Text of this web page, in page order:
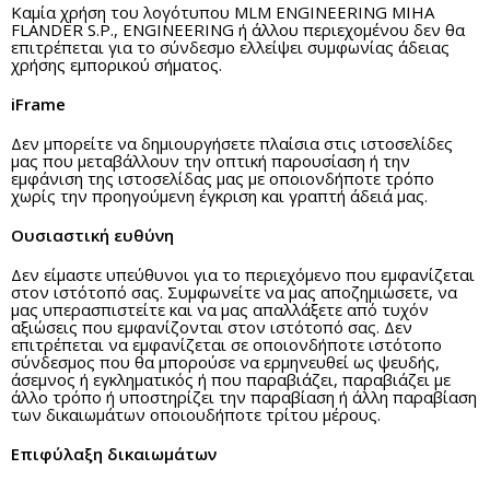
Καμία χρήση του λογότυπου MLM ENGINEERING MIHA
FLANDER S.P., ENGINEERING ή άλλου περιεχομένου δεν θα
επιτρέπεται για το σύνδεσμο ελλείψει συμφωνίας άδειας
χρήσης εμπορικού σήματος.
iFrame
Δεν μπορείτε να δημιουργήσετε πλαίσια στις ιστοσελίδες
μας που μεταβάλλουν την οπτική παρουσίαση ή την
εμφάνιση της ιστοσελίδας μας με οποιονδήποτε τρόπο
χωρίς την προηγούμενη έγκριση και γραπτή άδειά μας.
Ουσιαστική ευθύνη
Δεν είμαστε υπεύθυνοι για το περιεχόμενο που εμφανίζεται
στον ιστότοπό σας. Συμφωνείτε να μας αποζημιώσετε, να
μας υπερασπιστείτε και να μας απαλλάξετε από τυχόν
αξιώσεις που εμφανίζονται στον ιστότοπό σας. Δεν
επιτρέπεται να εμφανίζεται σε οποιονδήποτε ιστότοπο
σύνδεσμος που θα μπορούσε να ερμηνευθεί ως ψευδής,
άσεμνος ή εγκληματικός ή που παραβιάζει, παραβιάζει με
άλλο τρόπο ή υποστηρίζει την παραβίαση ή άλλη παραβίαση
των δικαιωμάτων οποιουδήποτε τρίτου μέρους.
Επιφύλαξη δικαιωμάτων